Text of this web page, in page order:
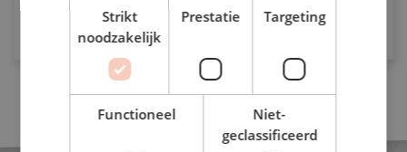
Ontdek meer
Strikt
noodzakelijk
Prestatie Targeting
Functioneel
Niet-
geclassificeerd